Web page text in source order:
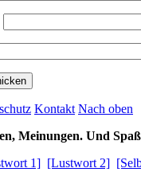
Kontakt Nach oben
Meinungen. Und
1] [Lustwort 2]